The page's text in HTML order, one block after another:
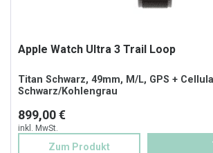
Apple Watch Ultra 3 Trail Loop
Titan Schwarz, 49mm, M/L, GPS +
Schwarz/Kohlengrau
899,00 €
inkl. MwSt.
Zum Produkt